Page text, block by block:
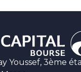
Youssef, 3ème